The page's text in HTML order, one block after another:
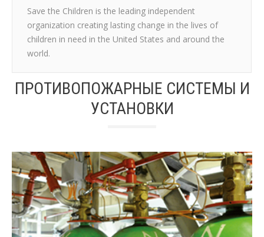
Save the Children is the leading independent
organization creating lasting change in the lives of
children in need in the United States and around the
world.
ПРОТИВОПОЖАРНЫЕ СИСТЕМЫ И
УСТАНОВКИ